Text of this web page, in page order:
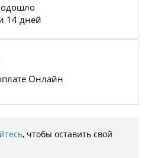
14 дней
Онлайн
, чтобы оставить свой